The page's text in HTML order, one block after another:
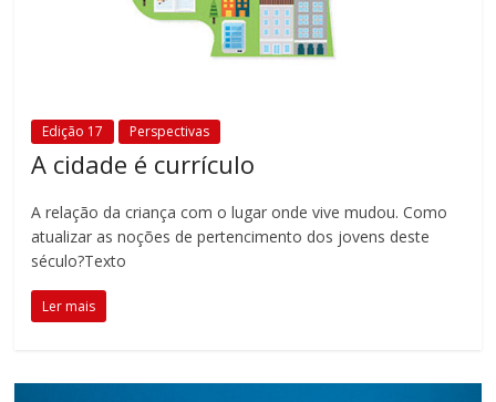
Edição 17 Perspectivas
A cidade é currículo
A relação da criança com o lugar onde vive mudou. Como
atualizar as noções de pertencimento dos jovens deste
século?Texto
Ler mais